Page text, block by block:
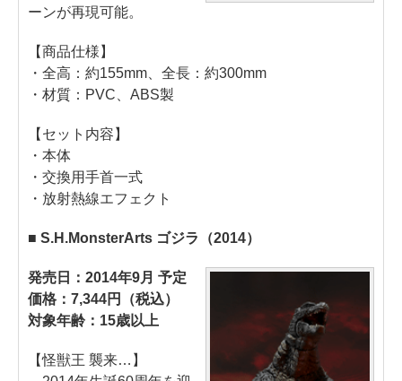
ーンが再現可能。
【商品仕様】
・全高：約155mm、全長：約300mm
・材質：PVC、ABS製
【セット内容】
・本体
・交換用手首一式
・放射熱線エフェクト
■ S.H.MonsterArts ゴジラ（2014）
発売日：2014年9月 予定
価格：7,344円（税込）
対象年齢：15歳以上
【怪獣王 襲来…】